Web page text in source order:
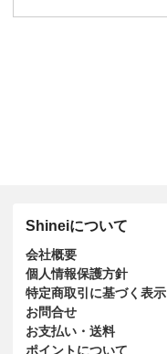
Shineiについて
会社概要
個人情報保護方針
特定商取引に基づく表示
お問合せ
お支払い・送料
ポイントについて